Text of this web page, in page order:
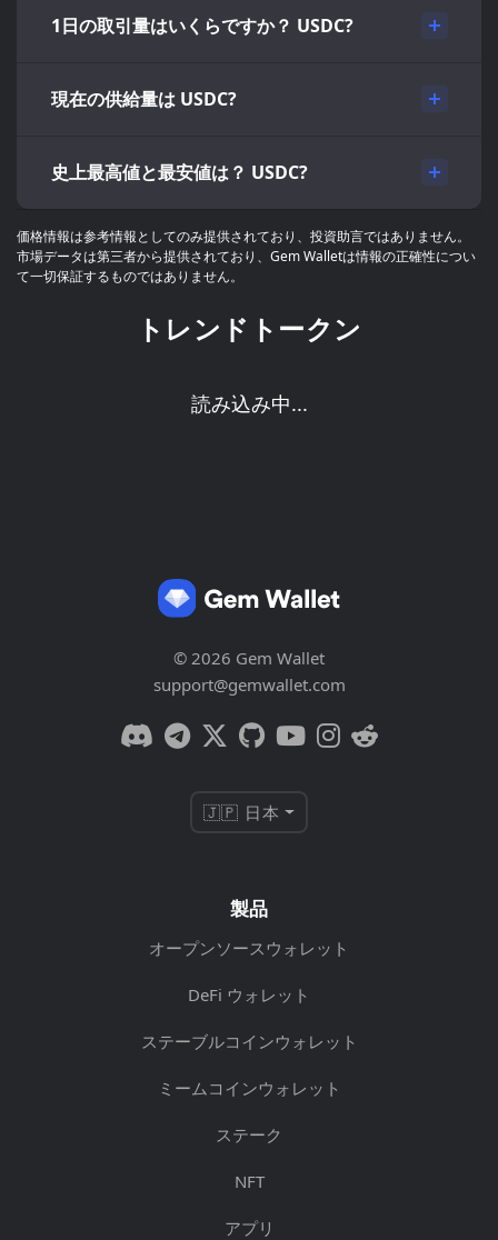
1日の取引量はいくらですか？ USDC?
現在の供給量は USDC?
史上最高値と最安値は？ USDC?
価格情報は参考情報としてのみ提供されており、投資助言ではありません。
市場データは第三者から提供されており、Gem Walletは情報の正確性につい
て一切保証するものではありません。
トレンドトークン
読み込み中...
© 2026 Gem Wallet
support@gemwallet.com
🇯🇵 日本
製品
オープンソースウォレット
DeFi ウォレット
ステーブルコインウォレット
ミームコインウォレット
ステーク
NFT
アプリ